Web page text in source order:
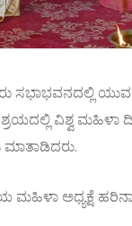
ಸಭಾಭವನದಲ್ಲಿ
ವಿಶ್ವ
ಮಹಿಳಾ ಅಧ್ಯಕ್ಷೆ